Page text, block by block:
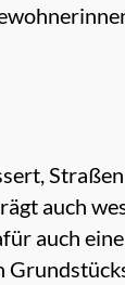
auch
auch